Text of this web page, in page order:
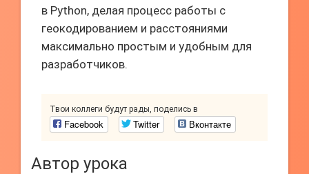
в Python, делая процесс работы с
геокодированием и расстояниями
максимально простым и удобным для
разработчиков.
Твои коллеги будут рады, поделись в
Facebook Twitter Вконтакте
Автор урока